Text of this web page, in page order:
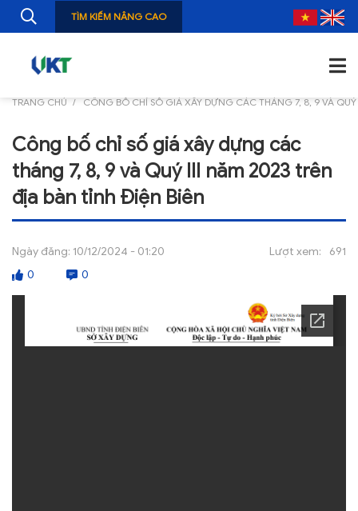
GIỚI THIỆU
TIN TỨC
NGHIÊN CỨU
ẤN PHẨM
TÌM KIẾM NÂNG CAO
TRANG CHỦ CÔNG BỐ CHỈ SỐ GIÁ XÂY DỰNG CÁC THÁNG 7, 8, 9 VÀ
Công bố chỉ số giá xây dựng các
tháng 7, 8, 9 và Quý III năm 2023 trên
địa bàn tỉnh Điện Biên
Ngày đăng: 10/12/2024 - 01:20 Lượt xem:
691
0
0